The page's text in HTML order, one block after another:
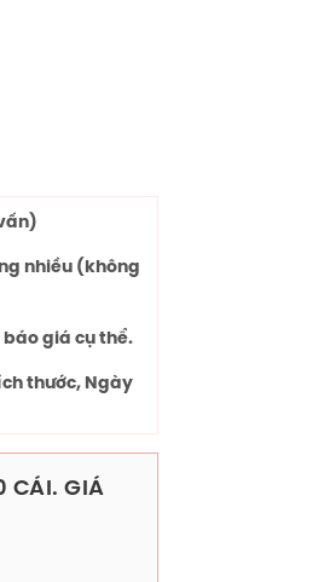
nhiều (không
báo giá cụ thể.
thước, Ngày
CÁI. GIÁ